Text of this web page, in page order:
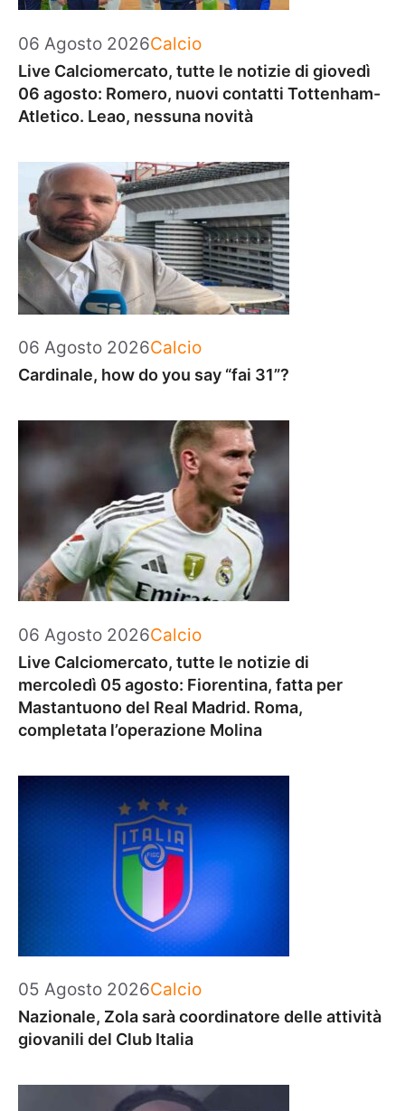
06 Agosto 2026Categorie
Calcio
Live Calciomercato, tutte le notizie di giovedì
06 agosto: Romero, nuovi contatti Tottenham-
Atletico. Leao, nessuna novità
06 Agosto 2026Categorie
Calcio
Cardinale, how do you say “fai 31”?
06 Agosto 2026Categorie
Calcio
Live Calciomercato, tutte le notizie di
mercoledì 05 agosto: Fiorentina, fatta per
Mastantuono del Real Madrid. Roma,
completata l’operazione Molina
05 Agosto 2026Categorie
Calcio
Nazionale, Zola sarà coordinatore delle attività
giovanili del Club Italia